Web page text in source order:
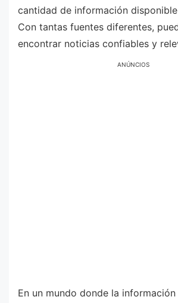
cantidad de información
Con tantas fuentes diferentes,
encontrar noticias confiables y
ANÚNCIOS
En un mundo donde la información